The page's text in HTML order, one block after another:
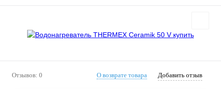
Отзывов: 0 О возврате товара Добавить отзыв